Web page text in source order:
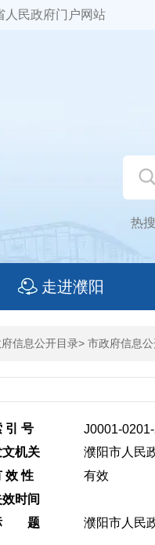
人民政府门户网站
热搜
走进濮阳
信息公开目录> 市政府信息
引 号 J0001-
文机关
濮阳市人民
效 性
有效
效时间
题
濮阳市人民